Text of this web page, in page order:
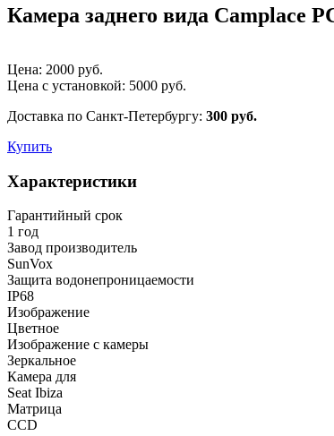
Камера заднего вида Camplace
Цена: 2000 руб.
Цена с установкой: 5000 руб.
Доставка по Санкт-Петербургу: 300 руб.
Купить
Характеристики
Гарантийный срок
1 год
Завод производитель
SunVox
Защита водонепроницаемости
IP68
Изображение
Цветное
Изображение с камеры
Зеркальное
Камера для
Seat Ibiza
Матрица
CCD